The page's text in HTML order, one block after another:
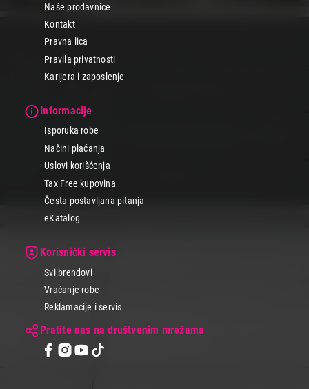
Naše prodavnice
Kontakt
Pravna lica
Pravila privatnosti
Karijera i zaposlenje
Informacije
Isporuka robe
Načini plaćanja
Uslovi korišćenja
Tax Free kupovina
Česta postavljana pitanja
eKatalog
Korisnički servis
Svi brendovi
Vraćanje robe
Reklamacije i servis
Pratite nas na društvenim mrežama